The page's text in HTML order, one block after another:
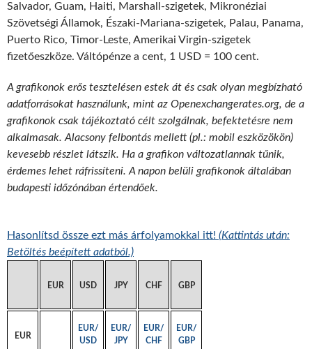
Salvador, Guam, Haiti, Marshall-szigetek, Mikronéziai
Szövetségi Államok, Északi-Mariana-szigetek, Palau, Panama,
Puerto Rico, Timor-Leste, Amerikai Virgin-szigetek
fizetőeszköze. Váltópénze a cent, 1 USD = 100 cent.
A grafikonok erős tesztelésen estek át és csak olyan megbízható
adatforrásokat használunk, mint az Openexchangerates.org, de a
grafikonok csak tájékoztató célt szolgálnak, befektetésre nem
alkalmasak. Alacsony felbontás mellett (pl.: mobil eszközökön)
kevesebb részlet látszik. Ha a grafikon változatlannak tűnik,
érdemes lehet ráfrissíteni. A napon belüli grafikonok általában
budapesti időzónában értendőek.
Hasonlítsd össze ezt más árfolyamokkal itt! (Kattintás után:
Betöltés beépített adatból.)
EUR USD JPY CHF GBP
EUR
EUR/
USD
EUR/
JPY
EUR/
CHF
EUR/
GBP